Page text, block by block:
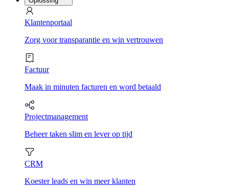
Klantenportaal
Zorg voor transparantie en win vertrouwen
Factuur
Maak in minuten facturen en word betaald
Projectmanagement
Beheer taken slim en lever op tijd
CRM
Koester leads en win meer klanten